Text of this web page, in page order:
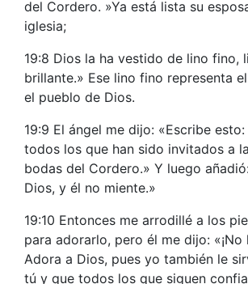
del Cordero. »Ya está lista su
iglesia;
19:8 Dios la ha vestido de lino fino,
brillante.» Ese lino fino representa
el pueblo de Dios.
19:9 El ángel me dijo: «Escribe
todos los que han sido invitados a
bodas del Cordero.» Y luego
Dios, y él no miente.»
19:10 Entonces me arrodillé a los
para adorarlo, pero él me dijo: «¡No
Adora a Dios, pues yo también le
tú y que todos los que siguen